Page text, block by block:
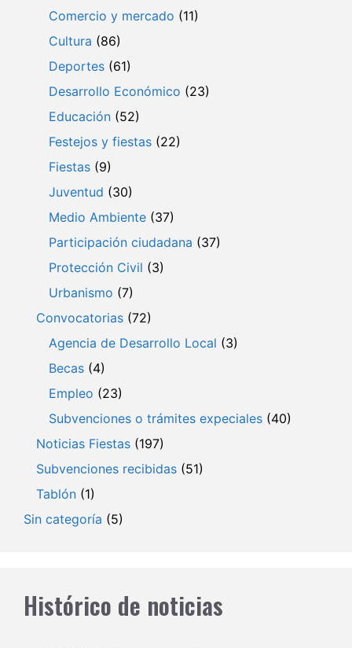
Comercio y mercado (11)
Cultura (86)
Deportes (61)
Desarrollo Económico (23)
Educación (52)
Festejos y fiestas (22)
Fiestas (9)
Juventud (30)
Medio Ambiente (37)
Participación ciudadana (37)
Protección Civil (3)
Urbanismo (7)
Convocatorias (72)
Agencia de Desarrollo Local (3)
Becas (4)
Empleo (23)
Subvenciones o trámites expeciales (40)
Noticias Fiestas (197)
Subvenciones recibidas (51)
Tablón (1)
Sin categoría (5)
Histórico de noticias
Archivos